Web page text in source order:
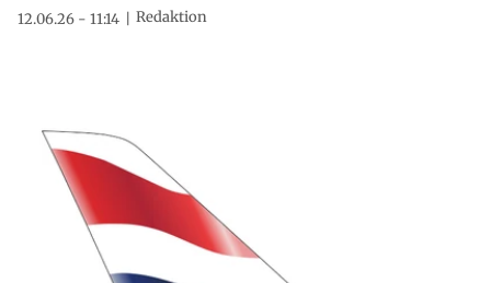
12.06.26 - 11:14 Redaktion